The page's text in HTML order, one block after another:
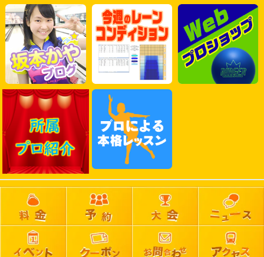
2025年07月
2025年06月
2025年05月
2025年04月
2025年03月
2025年02月
2025年01月
2024年12月
2024年11月
2024年10月
2024年09月
2024年08月
2024年07月
2024年06月
2024年05月